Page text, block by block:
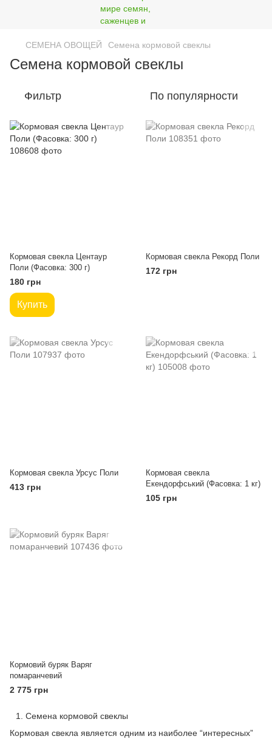
СЕМЕНА ОВОЩЕЙ Семена кормовой свеклы
Семена кормовой свеклы
Фильтр По популярности
Кормовая свекла Центаур
Поли (Фасовка: 300 г)
180 грн
Купить
Кормовая свекла Рекорд Поли
172 грн
Кормовая свекла Урсус Поли
413 грн
Кормовая свекла
Екендорфський (Фасовка: 1 кг)
105 грн
Кормовий буряк Варяг
помаранчевий
2 775 грн
Семена кормовой свеклы
Кормовая свекла является одним из наиболее “интересных”